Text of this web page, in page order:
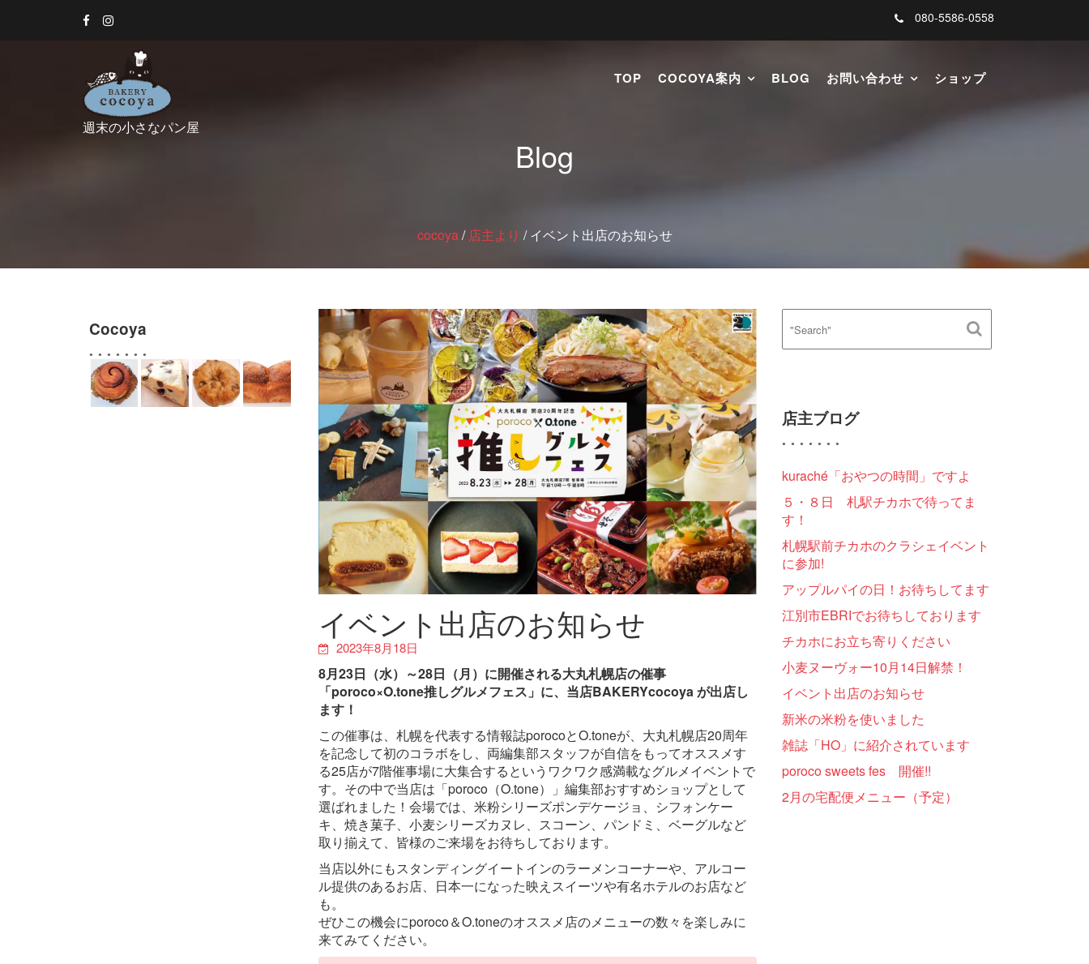
080-5586-0558
週末の小さなパン屋
TOP COCOYA案内 BLOG お問い合わせ ショップ
Blog
cocoya/ 店主より /イベント出店のお知らせ
イベント出店のお知らせ
2023年8月18日
8月23日（水）～28日（月）に開催される大丸札幌店の催事
「poroco×O.tone推しグルメフェス」に、当店BAKERYcocoya が出店し
ます！
この催事は、札幌を代表する情報誌porocoとO.toneが、大丸札幌店20周年
を記念して初のコラボをし、両編集部スタッフが自信をもってオススメす
る25店が7階催事場に大集合するというワクワク感満載なグルメイベントで
す。その中で当店は「poroco（O.tone）」編集部おすすめショップとして
選ばれました！会場では、米粉シリーズポンデケージョ、シフォンケー
キ、焼き菓子、小麦シリーズカヌレ、スコーン、パンドミ、ベーグルなど
取り揃えて、皆様のご来場をお待ちしております。
当店以外にもスタンディングイートインのラーメンコーナーや、アルコー
ル提供のあるお店、日本一になった映えスイーツや有名ホテルのお店など
も。
ぜひこの機会にporoco＆O.toneのオススメ店のメニューの数々を楽しみに
来てみてください。
Cocoya
店主ブログ
kuraché「おやつの時間」ですよ
５・８日 札駅チカホで待ってま
す！
札幌駅前チカホのクラシェイベント
に参加!
アップルパイの日！お待ちしてます
江別市EBRIでお待ちしております
チカホにお立ち寄りください
小麦ヌーヴォー10月14日解禁！
イベント出店のお知らせ
新米の米粉を使いました
雑誌「HO」に紹介されています
poroco sweets fes 開催!!
2月の宅配便メニュー（予定）